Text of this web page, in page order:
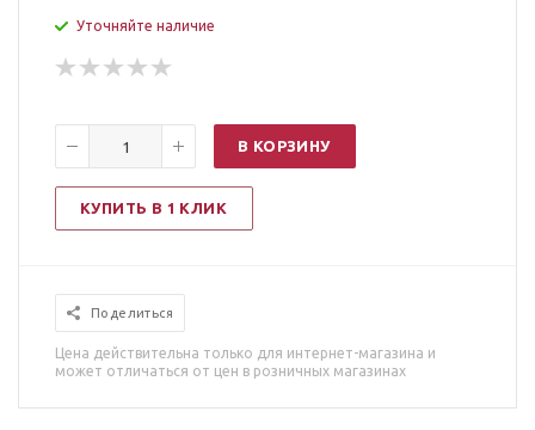
Уточняйте наличие
В КОРЗИНУ
КУПИТЬ В 1 КЛИК
Поделиться
Цена действительна только для интернет-магазина и
может отличаться от цен в розничных магазинах